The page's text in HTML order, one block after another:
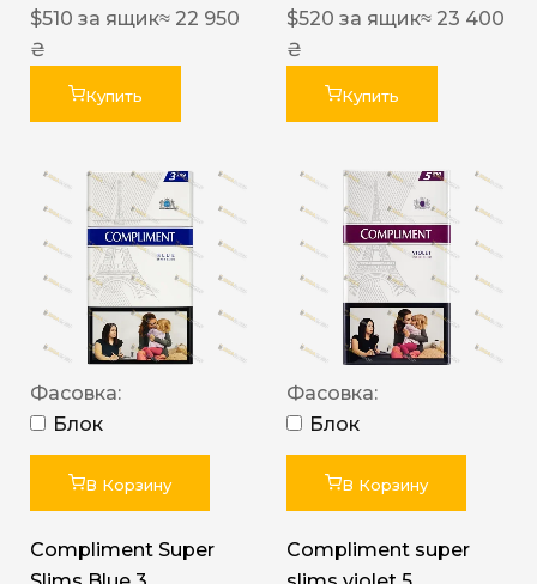
$510 за ящик≈ 22 950
₴
Купить
$520 за ящик≈ 23 400
₴
Купить
Фасовка:
Блок
В Корзину
Compliment Super
Фасовка:
Блок
В Корзину
Compliment super